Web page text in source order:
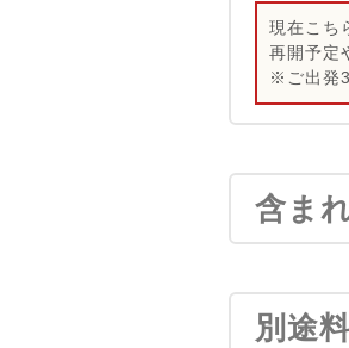
現在こち
再開予定
※ご出発3
含ま
別途